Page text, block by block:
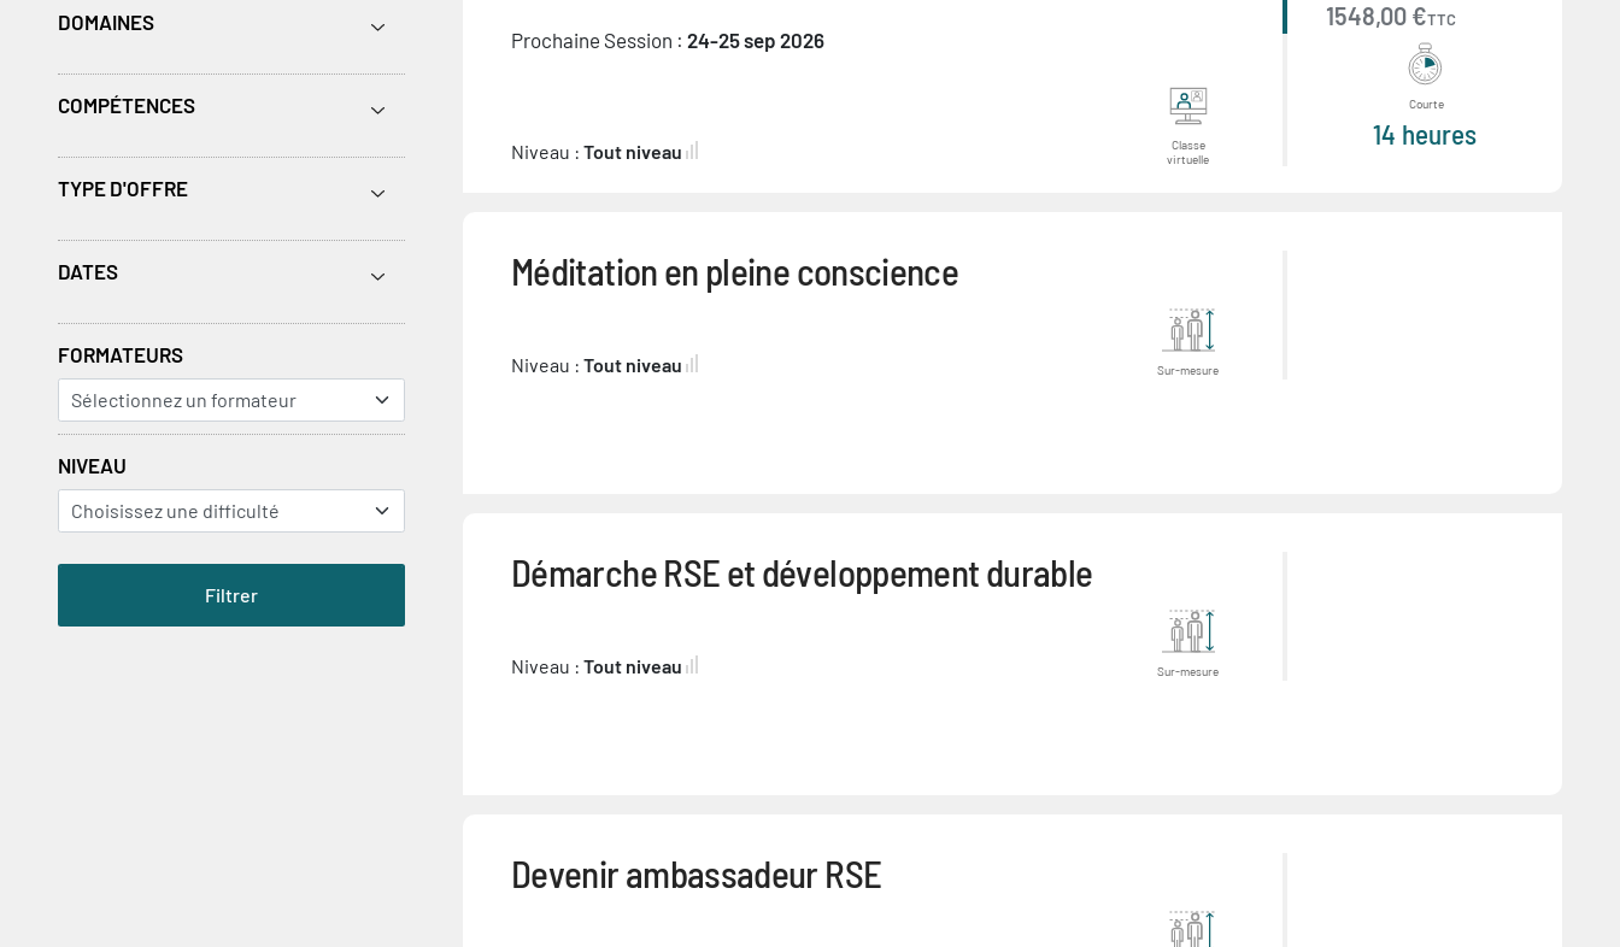
DOMAINES
COMPÉTENCES
TYPE D'OFFRE
DATES
FORMATEURS
NIVEAU
Prochaine Session : 24-25 sep 2026
Niveau : Tout niveau
Classe
virtuelle
1548,00 €TTC
Courte
14 heures
Méditation en pleine conscience
Niveau : Tout niveau Sur-mesure
Démarche RSE et développement durable
Niveau : Tout niveau Sur-mesure
Devenir ambassadeur RSE